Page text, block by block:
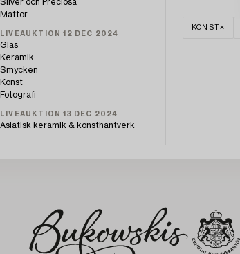
Silver och Preciosa
Mattor
LIVEAUKTION 12 DEC 2024
Glas
Keramik
Smycken
Konst
Fotografi
LIVEAUKTION 13 DEC 2024
Asiatisk keramik & konsthantverk
KONST